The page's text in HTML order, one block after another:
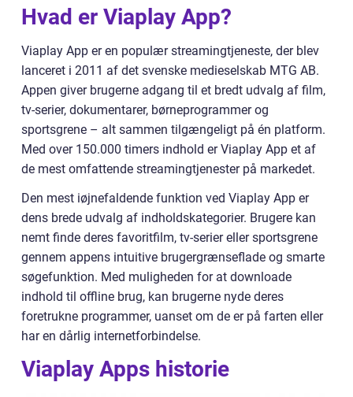
Hvad er Viaplay App?
Viaplay App er en populær streamingtjeneste, der blev
lanceret i 2011 af det svenske medieselskab MTG AB.
Appen giver brugerne adgang til et bredt udvalg af film,
tv-serier, dokumentarer, børneprogrammer og
sportsgrene – alt sammen tilgængeligt på én platform.
Med over 150.000 timers indhold er Viaplay App et af
de mest omfattende streamingtjenester på markedet.
Den mest iøjnefaldende funktion ved Viaplay App er
dens brede udvalg af indholdskategorier. Brugere kan
nemt finde deres favoritfilm, tv-serier eller sportsgrene
gennem appens intuitive brugergrænseflade og smarte
søgefunktion. Med muligheden for at downloade
indhold til offline brug, kan brugerne nyde deres
foretrukne programmer, uanset om de er på farten eller
har en dårlig internetforbindelse.
Viaplay Apps historie